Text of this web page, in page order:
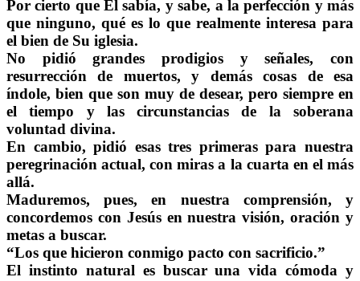
Por cierto que Él sabía, y sabe, a la perfección y más
que ninguno, qué es lo que realmente interesa para
el bien de Su iglesia.
No pidió grandes prodigios y señales, con
resurrección de muertos, y demás cosas de esa
índole, bien que son muy de desear, pero siempre en
el tiempo y las circunstancias de la soberana
voluntad divina.
En cambio, pidió esas tres primeras para nuestra
peregrinación actual, con miras a la cuarta en el más
allá.
Maduremos, pues, en nuestra comprensión, y
concordemos con Jesús en nuestra visión, oración y
metas a buscar.
“Los que hicieron conmigo pacto con sacrificio.”
El instinto natural es buscar una vida cómoda y